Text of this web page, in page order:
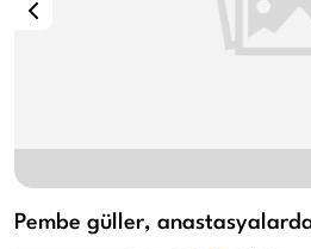
Pembe güller,